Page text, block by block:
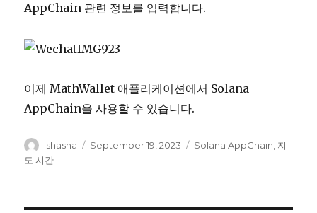
AppChain 관련 정보를 입력합니다.
이제 MathWallet 애플리케이션에서 Solana
AppChain을 사용할 수 있습니다.
Author
shasha
Posted
September 19, 2023 Tags
Solana AppChain 지
도 시간